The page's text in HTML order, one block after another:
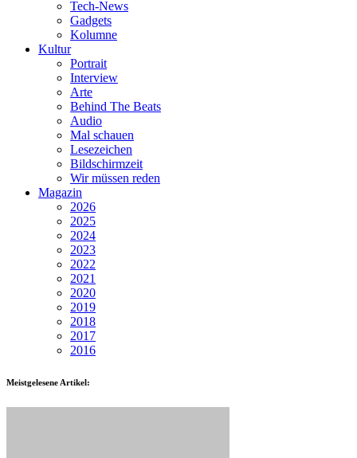
Tech-News
Gadgets
Kolumne
Kultur
Portrait
Interview
Arte
Behind The Beats
Audio
Mal schauen
Lesezeichen
Bildschirmzeit
Wir müssen reden
Magazin
2026
2025
2024
2023
2022
2021
2020
2019
2018
2017
2016
Meistgelesene Artikel: